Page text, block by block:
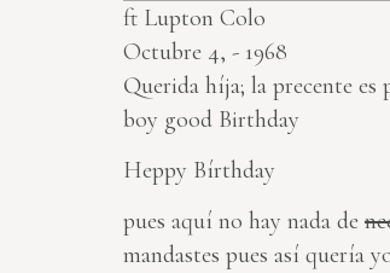
ft Lupton Colo
Octubre 4, - 1968
Querida híja; la precente es
boy good Birthday
Heppy Bírthday
pues aquí no hay nada de
mandastes pues así quería